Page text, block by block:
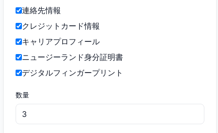
連絡先情報
クレジットカード情報
キャリアプロフィール
ニュージーランド身分証明書
デジタルフィンガープリント
数量